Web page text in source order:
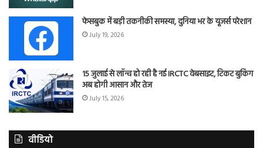
फेसबुक में बड़ी तकनीकी समस्या, दुनिया भर के यूजर्स परेशान
July 19, 2026
15 जुलाई से लॉन्च हो रही है नई IRCTC वेबसाइट, टिकट बुकिंग
अब होगी आसान और तेज
July 15, 2026
वीडियो